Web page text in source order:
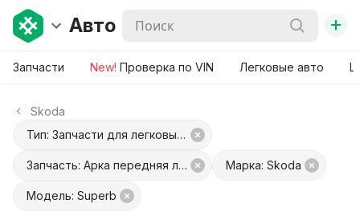
Авто +
Запчасти New! Проверка по VIN Легковые авто
Skoda
Тип: Запчасти для легковых авто
Запчасть: Арка передняя левая Марка: Skoda
Модель: Superb